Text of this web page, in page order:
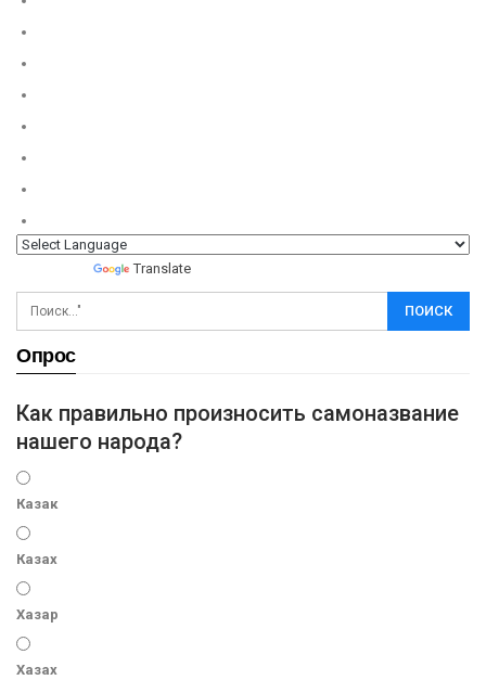
Translate
Опрос
Как правильно произносить самоназвание
нашего народа?
Казак
Казах
Хазар
Хазах